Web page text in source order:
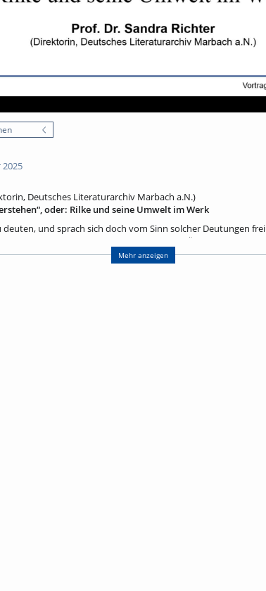
Deutsches Literaturarchiv Marbach a.N.)
oder: Rilke und seine Umwelt im Werk
deuten, und sprach sich doch vom Sinn solcher Deutungen
In diesem Vortrag, der zugleich einen Überblick geben
solche Bezüge zu Rilkes Umwelt aufweisen, im Leben und
Mehr anzeigen